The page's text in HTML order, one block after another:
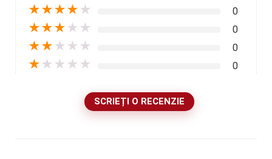
★★★★ ★ 0
★★★ ★ ★ 0
★★ ★ ★ ★ 0
★ ★ ★ ★ ★ 0
SCRIEȚI O RECENZIE